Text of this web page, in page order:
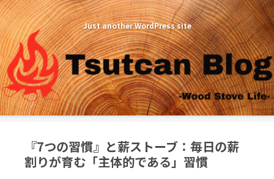
Just another WordPress site
『7つの習慣』と薪ストーブ：毎日の薪
割りが育む「主体的である」習慣